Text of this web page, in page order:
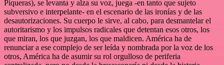
Piqueras), se levanta y alza su voz, juega -en tanto que sujeto
subversivo e interpelante- en el escenario de las ironías y de las
desautorizaciones. Su cuerpo le sirve, al cabo, para desmantelar el
autoritarismo y los impulsos radicales que detentan esos otros, los
que miran, los que juzgan, los que maldicen. América ha de
renunciar a ese complejo de ser leída y nombrada por la voz de los
otros, América ha de asumir su rol orgulloso de periferia